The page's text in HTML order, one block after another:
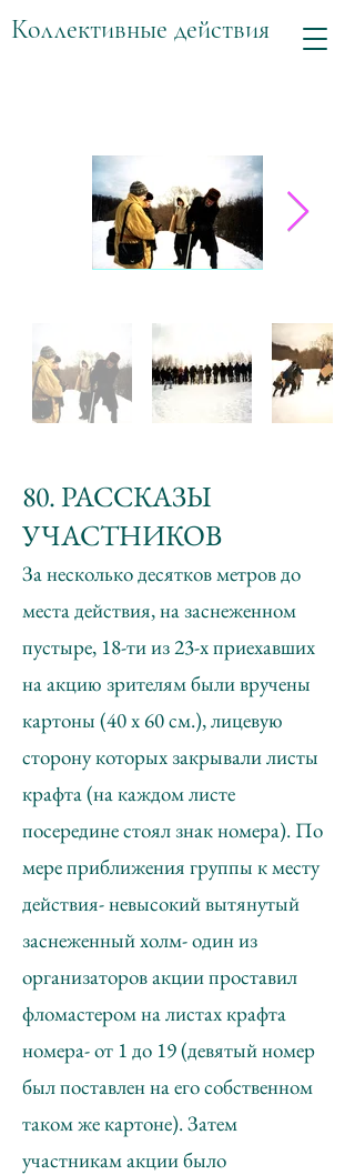
Коллективные действия
80. РАССКАЗЫ
УЧАСТНИКОВ
За несколько десятков метров до
места действия, на заснеженном
пустыре, 18-ти из 23-х приехавших
на акцию зрителям были вручены
картоны (40 х 60 см.), лицевую
сторону которых закрывали листы
крафта (на каждом листе
посередине стоял знак номера). По
мере приближения группы к месту
действия- невысокий вытянутый
заснеженный холм- один из
организаторов акции проставил
фломастером на листах крафта
номера- от 1 до 19 (девятый номер
был поставлен на его собственном
таком же картоне). Затем
участникам акции было